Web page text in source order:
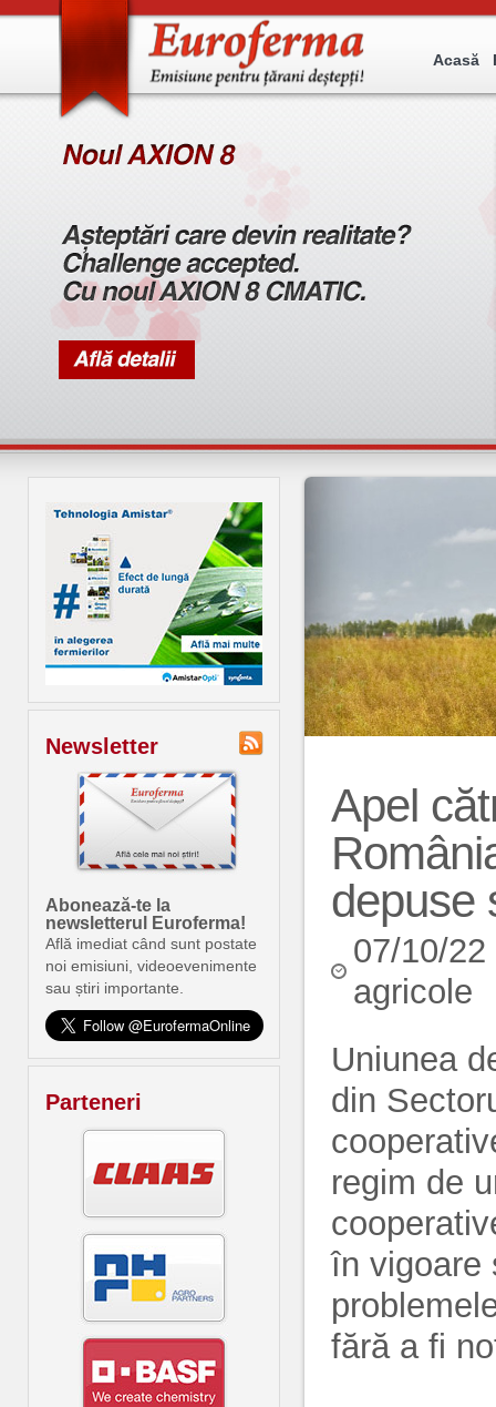
Acasă
Newsletter
Abonează-te la
newsletterul Euroferma!
Află imediat când sunt postate
noi emisiuni, videoevenimente
sau știri importante.
Parteneri
Apel
depuse
07/10/
agricole
Uniunea
din
regim de
în vigoare
fără a fi